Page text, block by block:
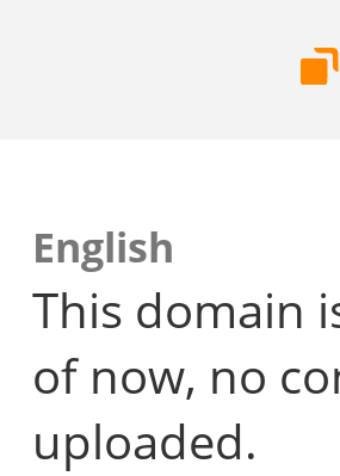
English
This domain
of now, no
uploaded.